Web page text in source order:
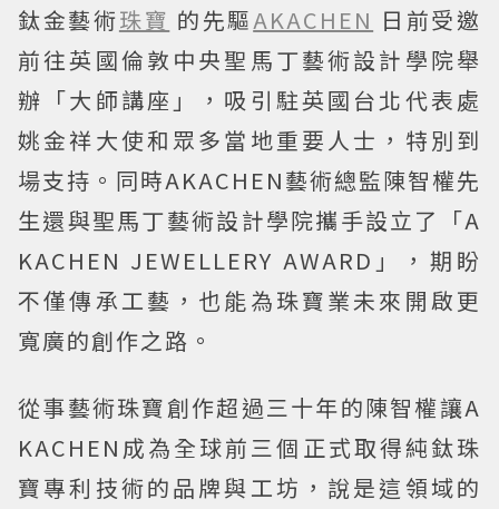
鈦金藝術珠寶 的先驅AKACHEN 日前受邀
前往英國倫敦中央聖馬丁藝術設計學院舉
辦「大師講座」，吸引駐英國台北代表處
姚金祥大使和眾多當地重要人士，特別到
場支持。同時AKACHEN藝術總監陳智權先
生還與聖馬丁藝術設計學院攜手設立了「A
KACHEN JEWELLERY AWARD」，期盼
不僅傳承工藝，也能為珠寶業未來開啟更
寬廣的創作之路。
從事藝術珠寶創作超過三十年的陳智權讓A
KACHEN成為全球前三個正式取得純鈦珠
寶專利技術的品牌與工坊，說是這領域的